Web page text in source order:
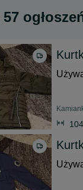
104